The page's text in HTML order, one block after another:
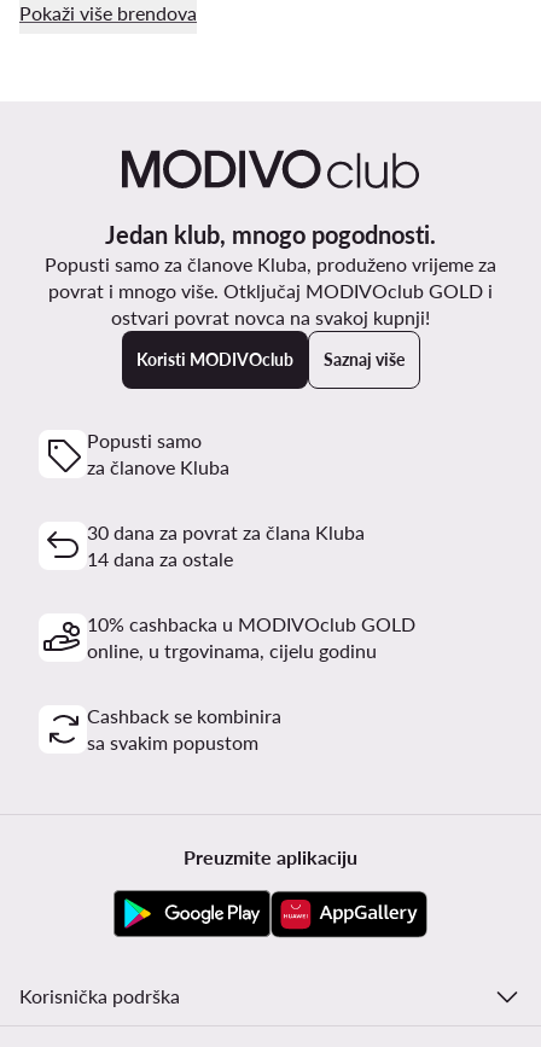
Pokaži više brendova
Jedan klub, mnogo pogodnosti.
Popusti samo za članove Kluba, produženo vrijeme za
povrat i mnogo više. Otključaj MODIVOclub GOLD i
ostvari povrat novca na svakoj kupnji!
Koristi MODIVOclub Saznaj više
Popusti samo
za članove Kluba
30 dana za povrat za člana Kluba
14 dana za ostale
10% cashbacka u MODIVOclub GOLD
online, u trgovinama, cijelu godinu
Cashback se kombinira
sa svakim popustom
Preuzmite aplikaciju
Korisnička podrška